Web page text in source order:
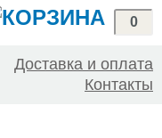
0
Доставка и оплата
Контакты